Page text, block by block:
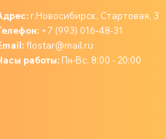
г.Новосибирск, Стартовая, 3
+7 (993) 016-48-31
flostar@mail.ru
работы: Пн-Вс, 8:00 - 20:00